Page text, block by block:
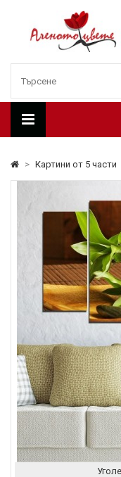
> Картини от 5 части